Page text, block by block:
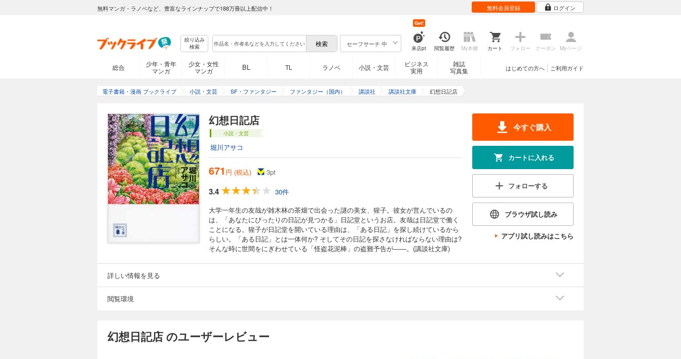
無料マンガ・ラノベなど、豊富なラインナップで188万冊以上配信中！ 無料会員登録 ログイン
絞り込み
検索
セーフサーチ 中
来店pt
Get!
閲覧履歴 My本棚 カート フォロー クーポン Myページ
総合
少年・青年
マンガ
少女・女性
マンガ
BL TL ラノベ 小説・文芸
ビジネス
実用
雑誌
写真集
ご利用ガイド
はじめての方へ
電子書籍・漫画 ブックライブ 小説・文芸 SF・ファンタジー ファンタジー（国内） 講談社 講談社文庫 幻想日記店
幻想日記店
小説・文芸
堀川アサコ
671 円 (税込) 3pt
3.4
30件
大学一年生の友哉が雑木林の茶畑で出会った謎の美女、猩子。彼女が営んでいるの
は、「あなたにぴったりの日記が見つかる」日記堂というお店。友哉は日記堂で働く
ことになる。猩子が日記堂を開いている理由は、「ある日記」を探し続けているから
らしい。「ある日記」とは一体何か? そしてその日記を探さなければならない理由は?
そんな時に世間をにぎわせている「怪盗花泥棒」の盗難予告が――。(講談社文庫)
今すぐ購入
カートに入れる
フォローする
ブラウザ試し読み
アプリ試し読みはこちら
詳しい情報を見る
閲覧環境
幻想日記店 のユーザーレビュー